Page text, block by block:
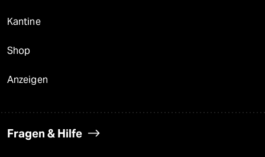
Kantine
Shop
Anzeigen
Fragen & Hilfe